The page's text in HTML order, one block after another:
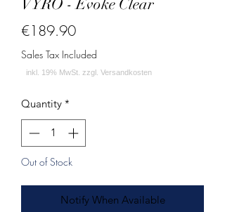
VYRO - Evoke Clear
€189.90Price
Sales Tax Included
Quantity *
Out of Stock
Notify When Available